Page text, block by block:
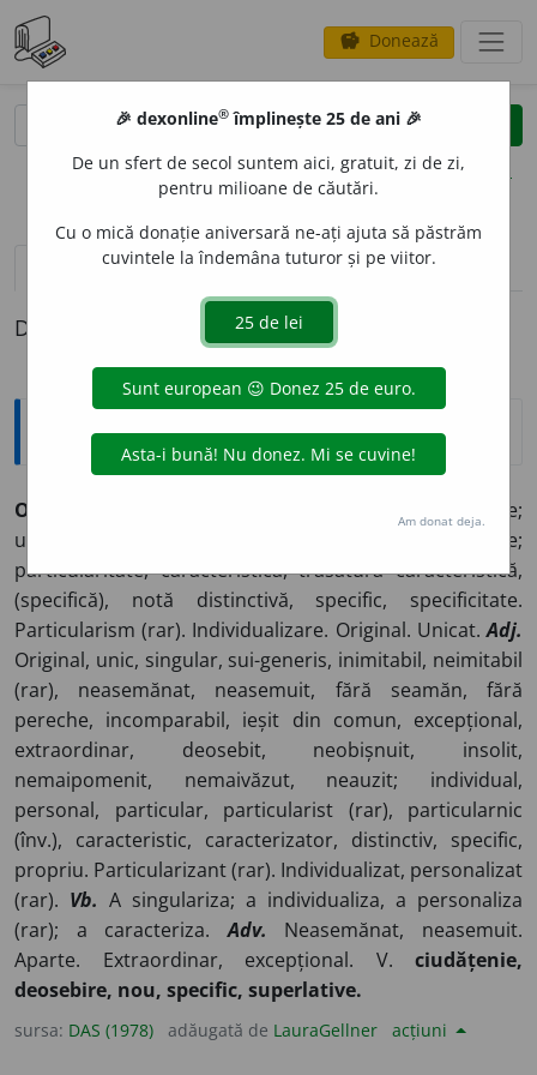
savings Donează
clear
opțiuni
definiții (1) pronunțievolume_up (8)
Definiția cu ID-ul 965195:
Sinonime
ORIGINALITATE.
Originalitate; nou, noutate;
unicitate, singularitate; individualitate, personalitate;
particularitate, caracteristică, trăsătură caracteristică,
(specifică), notă distinctivă, specific, specificitate.
Particularism (rar). Individualizare. Original. Unicat.Adj.
Original, unic, singular, sui-generis, inimitabil, neimitabil
(rar), neasemănat, neasemuit, fără seamăn, fără
pereche, incomparabil, ieșit din comun, excepțional,
extraordinar, deosebit, neobișnuit, insolit,
nemaipomenit, nemaivăzut, neauzit; individual,
personal, particular, particularist (rar), particularnic
(înv.), caracteristic, caracterizator, distinctiv, specific,
propriu. Particularizant (rar). Individualizat, personalizat
(rar). Vb. A singulariza; a individualiza, a personaliza
(rar); a caracteriza.Adv. Neasemănat, neasemuit.
Aparte. Extraordinar, excepțional. V. ciudățenie,
deosebire, nou, specific, superlative.
sursa: DAS (1978) adăugată de LauraGellner acțiuni
🎉 dexonline® împlinește 25 de ani 🎉
De un sfert de secol suntem aici, gratuit, zi de zi,
pentru milioane de căutări.
Cu o mică donație aniversară ne-ați ajuta să păstrăm
cuvintele la îndemâna tuturor și pe viitor.
Am donat deja.